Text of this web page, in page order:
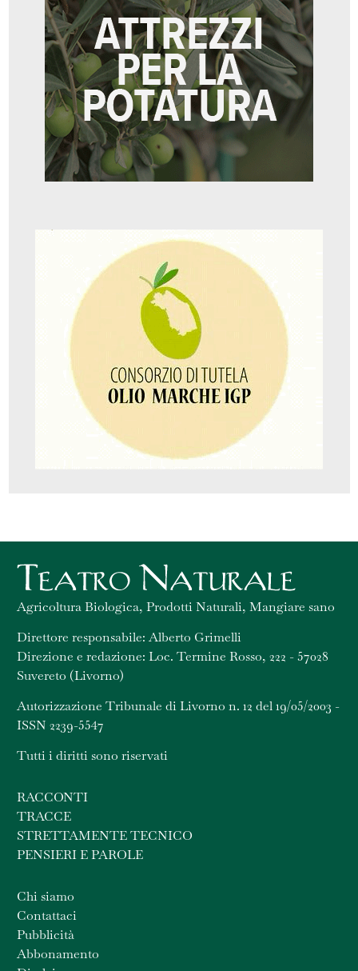
Agricoltura Biologica, Prodotti Naturali, Mangiare sano
Direttore responsabile: Alberto Grimelli
Direzione e redazione: Loc. Termine Rosso, 222 - 57028
Suvereto (Livorno)
Autorizzazione Tribunale di Livorno n. 12 del 19/05/2003 -
ISSN 2239-5547
Tutti i diritti sono riservati
RACCONTI
TRACCE
STRETTAMENTE TECNICO
PENSIERI E PAROLE
Chi siamo
Contattaci
Pubblicità
Abbonamento